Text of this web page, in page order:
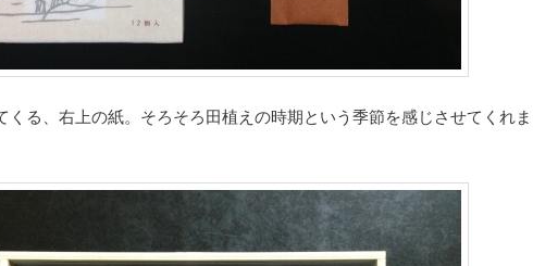
くる、右上の紙。そろそろ田植えの時期という季節を感じさせてくれま